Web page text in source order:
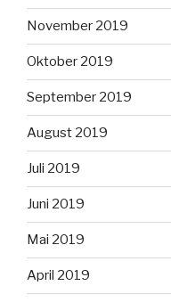
November 2019
Oktober 2019
September 2019
August 2019
Juli 2019
Juni 2019
Mai 2019
April 2019